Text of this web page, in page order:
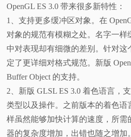
OpenGL ES 3.0 带来很多新特性：
1、支持更多缓冲区对象。在
对象的规范有模糊之处。名字一样
中对表现却有细微的差别。针对这
定了更详细对格式规范。新版
Buffer Object 的支持。
2、新版 GLSL ES 3.0 着色语言，
类型以及操作。之前版本的着色语
样虽然能够加快计算的速度，所需
器的复杂度增加，出错也随之增加